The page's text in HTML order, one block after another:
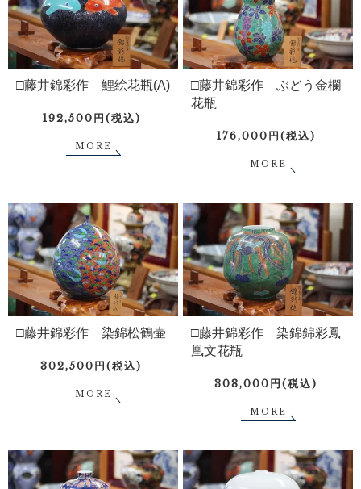
□藤井錦彩作 鯉絵花瓶(A)
192,500円(税込)
MORE
□藤井錦彩作 ぶどう金欄
花瓶
176,000円(税込)
MORE
□藤井錦彩作 染錦松鶴壷
302,500円(税込)
MORE
□藤井錦彩作 染錦錦彩鳳
凰文花瓶
308,000円(税込)
MORE